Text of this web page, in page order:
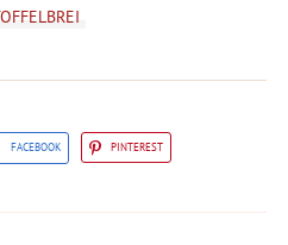
FACEBOOK PINTEREST